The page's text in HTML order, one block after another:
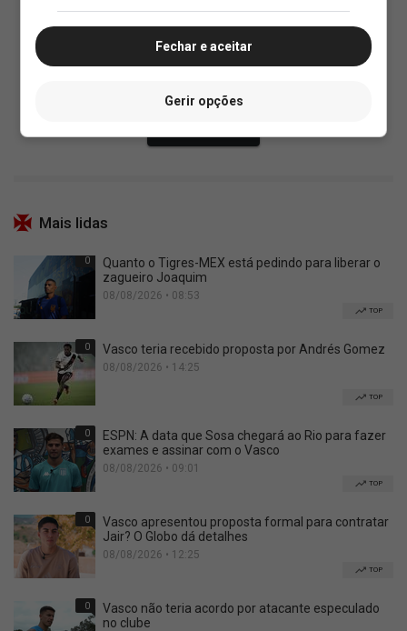
Mais lidas
0
Quanto o Tigres-MEX está pedindo para liberar o
zagueiro Joaquim
08/08/2026 • 08:53
TOP
0 Vasco teria recebido proposta por Andrés Gomez
08/08/2026 • 14:25
TOP
0
ESPN: A data que Sosa chegará ao Rio para fazer
exames e assinar com o Vasco
08/08/2026 • 09:01
TOP
0
Vasco apresentou proposta formal para contratar
Jair? O Globo dá detalhes
08/08/2026 • 12:25
TOP
0
Vasco não teria acordo por atacante especulado
no clube
Fechar e aceitar
Gerir opções